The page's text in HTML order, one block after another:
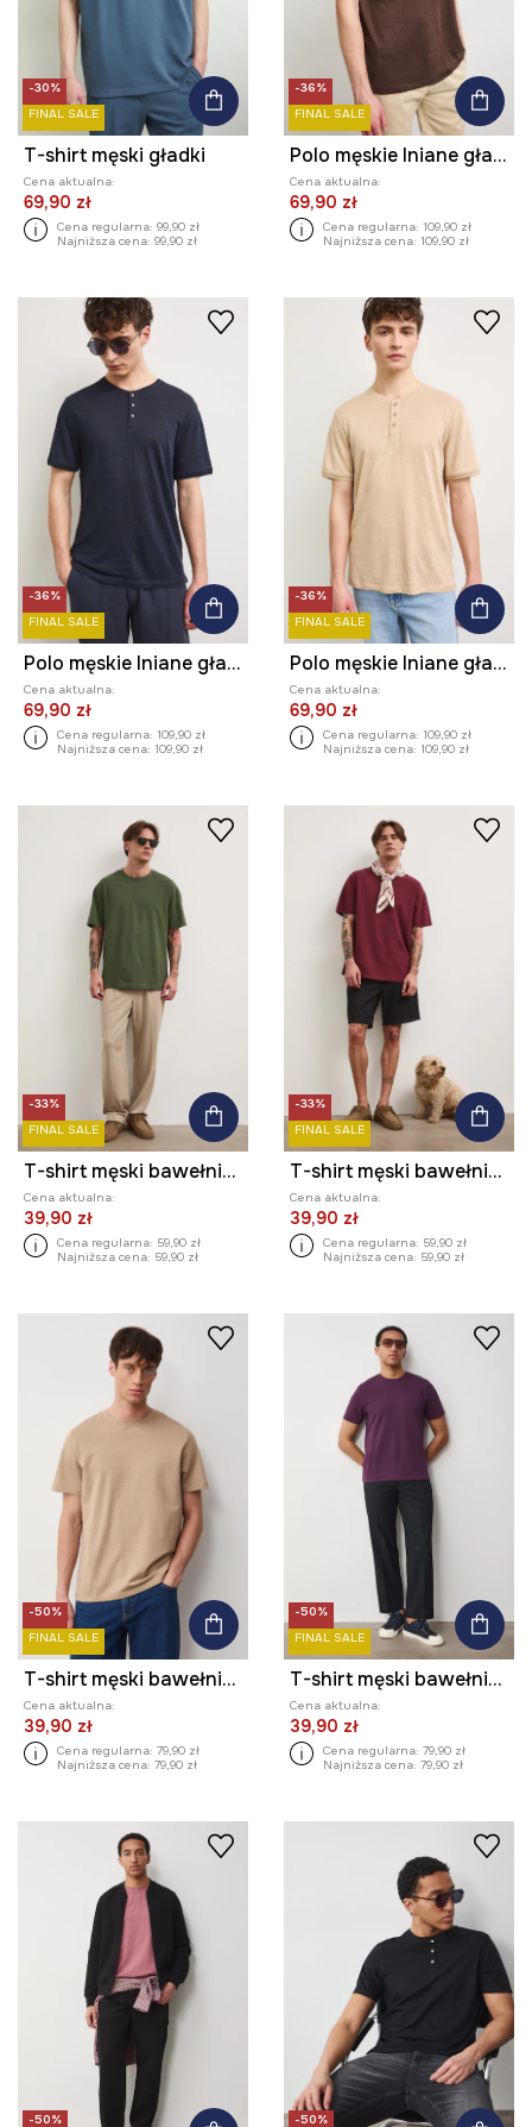
-30%
FINAL SALE
T-shirt męski gładki
Cena aktualna:
69,90 zł
Cena regularna: 99,90 zł
Najniższa cena: 99,90 zł
-36%
FINAL SALE
Polo męskie lniane gładkie
Cena aktualna:
69,90 zł
Cena regularna: 109,90 zł
Najniższa cena: 109,90 zł
-36%
FINAL SALE
Polo męskie lniane gładkie
Cena aktualna:
69,90 zł
Cena regularna: 109,90 zł
Najniższa cena: 109,90 zł
-36%
FINAL SALE
Polo męskie lniane gładkie
Cena aktualna:
69,90 zł
Cena regularna: 109,90 zł
Najniższa cena: 109,90 zł
-33%
FINAL SALE
T-shirt męski bawełniany
Cena aktualna:
39,90 zł
Cena regularna: 59,90 zł
Najniższa cena: 59,90 zł
-33%
FINAL SALE
T-shirt męski bawełniany
Cena aktualna:
39,90 zł
Cena regularna: 59,90 zł
Najniższa cena: 59,90 zł
-50%
FINAL SALE
T-shirt męski bawełniany
Cena aktualna:
39,90 zł
Cena regularna: 79,90 zł
Najniższa cena: 79,90 zł
-50%
FINAL SALE
T-shirt męski bawełniany
Cena aktualna:
39,90 zł
Cena regularna: 79,90 zł
Najniższa cena: 79,90 zł
-50% -50%